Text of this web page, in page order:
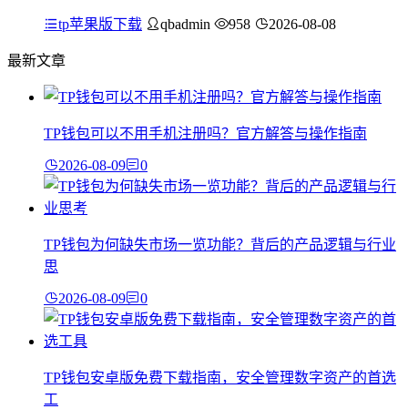
tp苹果版下载 qbadmin 958 2026-08-08
最新文章
TP钱包可以不用手机注册吗？官方解答与操作指南
2026-08-09 0
TP钱包为何缺失市场一览功能？背后的产品逻辑与行业
思
2026-08-09 0
TP钱包安卓版免费下载指南，安全管理数字资产的首选
工